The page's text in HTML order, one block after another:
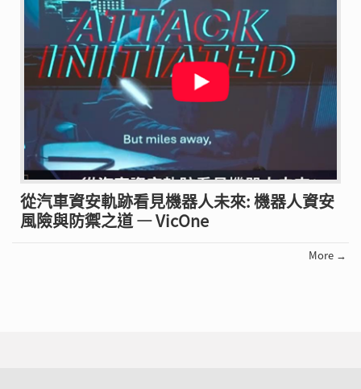
從汽車資安軌跡看見機器人未來: 機器人資安
風險與防禦之道 — VicOne
More →